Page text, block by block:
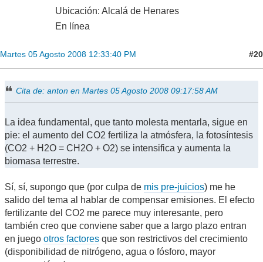
Ubicación: Alcalá de Henares
En línea
Martes 05 Agosto 2008 12:33:40 PM #20
Cita de: anton en Martes 05 Agosto 2008 09:17:58 AM
La idea fundamental, que tanto molesta mentarla, sigue en
pie: el aumento del CO2 fertiliza la atmósfera, la fotosíntesis
(CO2 + H2O = CH2O + O2) se intensifica y aumenta la
biomasa terrestre.
Sí, sí, supongo que (por culpa de mis pre-juicios) me he
salido del tema al hablar de compensar emisiones. El efecto
fertilizante del CO2 me parece muy interesante, pero
también creo que conviene saber que a largo plazo entran
en juego otros factores que son restrictivos del crecimiento
(disponibilidad de nitrógeno, agua o fósforo, mayor